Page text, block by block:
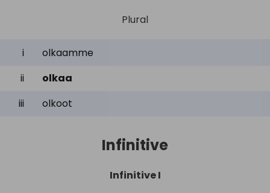
Plural
i
olkaamme
ii
olkaa
iii
olkoot
Infinitive
Infinitive I